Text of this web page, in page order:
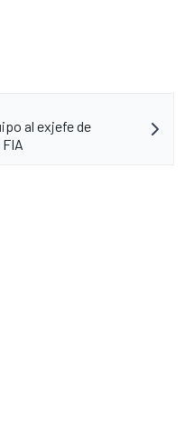
al exjefe de